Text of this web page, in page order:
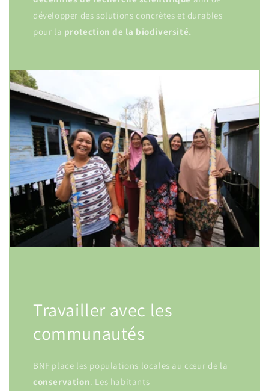
développer des solutions concrètes et durables
pour la protection de la biodiversité.
Travailler avec les
communautés
BNF place les populations locales au cœur de la
conservation. Les habitants